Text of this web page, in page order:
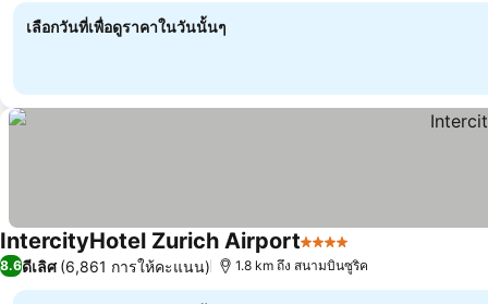
เลือกวันที่เพื่อดูราคาในวันนั้นๆ
IntercityHotel Zurich Airport4 ดาว
8.6ดีเลิศ (6,861 การให้คะแนน) 1.8 km ถึง สนามบินซูริค